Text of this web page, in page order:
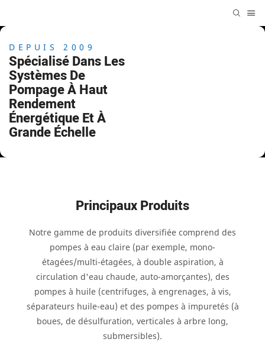
DEPUIS 2009
Spécialisé Dans Les
Systèmes De
Pompage À Haut
Rendement
Énergétique Et À
Grande Échelle
Principaux Produits
Notre gamme de produits diversifiée comprend des
pompes à eau claire (par exemple, mono-
étagées/multi-étagées, à double aspiration, à
circulation d'eau chaude, auto-amorçantes), des
pompes à huile (centrifuges, à engrenages, à vis,
séparateurs huile-eau) et des pompes à impuretés (à
boues, de désulfuration, verticales à arbre long,
submersibles).